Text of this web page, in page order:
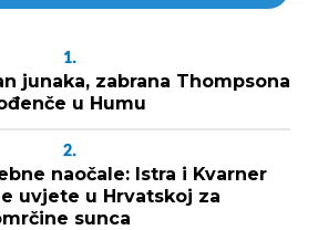
1.
junaka, zabrana Thompsona
u Humu
2.
naočale: Istra i Kvarner
uvjete u Hrvatskoj za
sunca